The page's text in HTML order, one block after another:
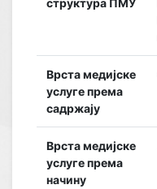
структура ПМУ
Врста медијске
услуге према
садржају
Врста медијске
услуге према
начину